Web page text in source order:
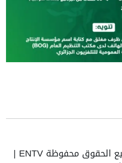
© حقوق النشر 2025، جميع الحقوق محفوظة ENTV |